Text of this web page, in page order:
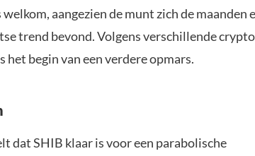
aangezien de munt zich de maanden
trend bevond. Volgens verschillende
begin van een verdere opmars.
dat SHIB klaar is voor een parabolische